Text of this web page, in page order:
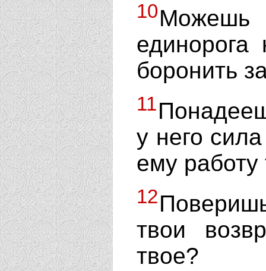
10Можешь
боронить
11
у него
ему
12
твои
твое?